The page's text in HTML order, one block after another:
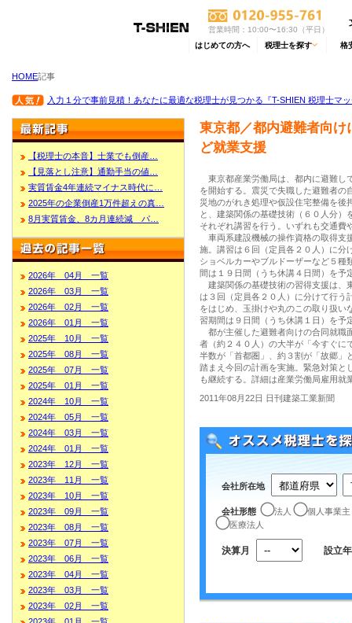
営業時間：10:00〜16:30（平日）
はじめての方へ 税理士を探す 格
HOME記事
入力１分で事前見積！あなたに最適な税理士が見つかる『T-SHIEN 税理士マ
【税理士の本音】士業でも倒産…
【見落とし注意】通勤手当の値…
実質賃金4年連続マイナス時代に…
2025年の企業倒産1万件超えの真…
8月実質賃金、8カ月連続減 パ…
2026年 04月 一覧
2026年 03月 一覧
2026年 02月 一覧
2026年 01月 一覧
2025年 10月 一覧
2025年 08月 一覧
2025年 07月 一覧
2025年 01月 一覧
2024年 10月 一覧
2024年 05月 一覧
2024年 03月 一覧
2024年 01月 一覧
2023年 12月 一覧
2023年 11月 一覧
2023年 10月 一覧
2023年 09月 一覧
2023年 08月 一覧
2023年 07月 一覧
2023年 06月 一覧
2023年 04月 一覧
2023年 03月 一覧
2023年 02月 一覧
東京都／都内避難者向
ど就業支援
東京都産業労働局は、都内に避難し
を開始する。震災で失職した避難者の
災地のがれき処理や仮設住宅整備を後
と、建築関係の基礎技術（６０人分
それぞれ講習を行う。いずれも交通費
車両系建設機械の操作資格の取得支
施。講習は６回（定員各２０人）に分
ショベルカーやブルドーザーなど５種
間は１９日間（うち休講４日間）を予
建築関係の基礎技術の習得支援は、
は３回（定員各２０人）に分けて行う
をはじめ、玉掛けや丸のこの取り扱い
習期間は９日間（うち休講１日）を予
都が主催した避難者向けの合同就職
者（約２４０人）の大半が「今すぐに
半数が「首都圏」、約３割が「故郷」
踏まえ今回の計画を実施。緊急対策と
も継続する。詳細は産業労働局雇用
2011年08月22日 日刊建築工業新聞
会社所在地
会社形態 法人
個人事業主
医療法人
決算月 設立年